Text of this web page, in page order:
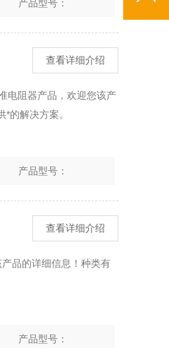
产品型号：
查看详细介绍
电阻器产品，欢迎您该产
的解决方案。
产品型号：
查看详细介绍
品的详细信息！种类有
产品型号：